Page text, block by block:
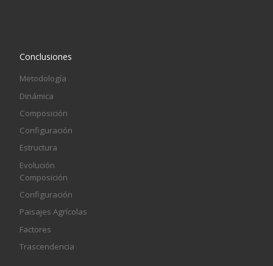
Conclusiones
Metodología
Dinámica
Composición
Configuración
Estructura
Evolución
Composición
Configuración
Paisajes Agrícolas
Factores
Trascendencia